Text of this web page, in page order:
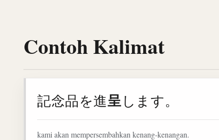
Contoh Kalimat
記念品を進呈します。
kami akan mempersembahkan kenang-kenangan.